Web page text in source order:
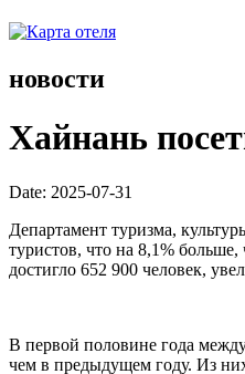
новости
Хайнань
Date: 2025-07-31
Департамент туризма,
туристов, что на 8,1%
достигло 652 900 человек,
В первой половине года
чем в предыдущем году. Из